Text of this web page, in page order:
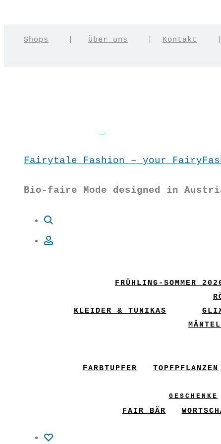
Shops Über uns Kontakt
Fairytale Fashion – your
Bio-faire Mode designed in
FRÜHLING-SOMMER
KLEIDER & TUNIKAS
FARBTUPFER TOPFPFLANZEN
GESCHENKE
FAIR BÄR